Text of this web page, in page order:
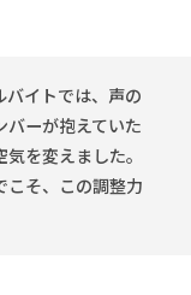
バイトでは、声の
ーが抱えていた
を変えました。
こそ、この調整力